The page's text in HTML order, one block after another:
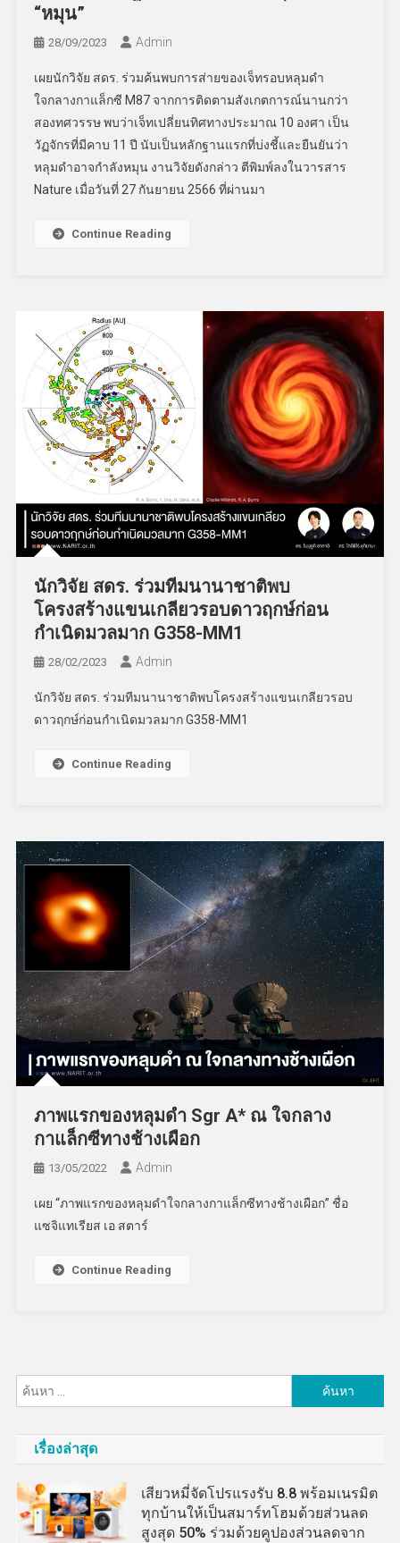
“หมุน”
28/09/2023 Admin
เผยนักวิจัย สดร. ร่วมค้นพบการส่ายของเจ็ทรอบหลุมดำ
ใจกลางกาแล็กซี M87 จากการติดตามสังเกตการณ์นานกว่า
สองทศวรรษ พบว่าเจ็ทเปลี่ยนทิศทางประมาณ 10 องศา เป็น
วัฏจักรที่มีคาบ 11 ปี นับเป็นหลักฐานแรกที่บ่งชี้และยืนยันว่า
หลุมดำอาจกำลังหมุน งานวิจัยดังกล่าว ตีพิมพ์ลงในวารสาร
Nature เมื่อวันที่ 27 กันยายน 2566 ที่ผ่านมา
Continue Reading
นักวิจัย สดร. ร่วมทีมนานาชาติพบ
โครงสร้างแขนเกลียวรอบดาวฤกษ์ก่อน
กำเนิดมวลมาก G358-MM1
28/02/2023 Admin
นักวิจัย สดร. ร่วมทีมนานาชาติพบโครงสร้างแขนเกลียวรอบ
ดาวฤกษ์ก่อนกำเนิดมวลมาก G358-MM1
Continue Reading
ภาพแรกของหลุมดำ Sgr A* ณ ใจกลาง
กาแล็กซีทางช้างเผือก
13/05/2022 Admin
เผย “ภาพแรกของหลุมดำใจกลางกาแล็กซีทางช้างเผือก” ชื่อ
แซจิแทเรียส เอ สตาร์
Continue Reading
สำหรับ:
เรื่องล่าสุด
เสียวหมี่จัดโปรแรงรับ 8.8 พร้อมเนรมิต
ทุกบ้านให้เป็นสมาร์ทโฮมด้วยส่วนลด
สูงสุด 50% ร่วมด้วยคูปองส่วนลดจาก